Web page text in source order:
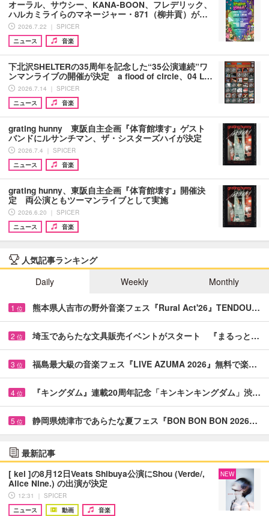
オーラル、サウシー、KANA-BOON、フレデリック、
ハルカミライらのマネージャー・871（柳井貢）が…
2026.7.22 ｜ SPICER
ニュース
音楽
下北沢SHELTERの35周年を記念した“35公演連続”ワ
ンマンライブの開催が決定 a flood of circle、04 L…
2026.7.14 ｜ SPICER
ニュース
音楽
grating hunny 東阪自主企画『体育館壊す』ゲスト
バンドにルサンチマン、ザ・シスターズハイが決定
2026.7.4 ｜ SPICER
ニュース
音楽
grating hunny、東阪自主企画『体育館壊す』開催決
定 両公演ともツーマンライブとして実施
2026.6.20 ｜ SPICER
ニュース
音楽
人気記事ランキング
Daily
Weekly Monthly
1 位 熊本県人吉市の野外音楽フェス『Rural Act'26』TENDOU…
2 位 埼玉であらたな文具販売イベントがスタート 『まるっと…
3 位 福島最大級の音楽フェス『LIVE AZUMA 2026』無料で楽…
4 位 『キングダム』連載20周年記念「キンキンキングダム」渋…
5 位 静岡県焼津市であらたな夏フェス『BON BON BON 2026…
最新記事
[ kei ]の8月12日Veats Shibuya公演にShou (Verde/,
Alice Nine.) の出演が決定
12:31 ｜ SPICER
ニュース
動画 音楽
NEW